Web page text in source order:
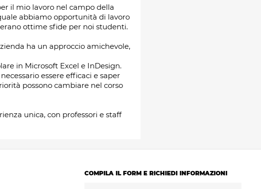
il mio lavoro nel campo della
abbiamo opportunità di lavoro
ottime sfide per noi studenti.
ha un approccio amichevole,
in Microsoft Excel e InDesign.
essere efficaci e saper
possono cambiare nel corso
unica, con professori e staff
COMPILA IL FORM E RICHIEDI INFORMAZIONI